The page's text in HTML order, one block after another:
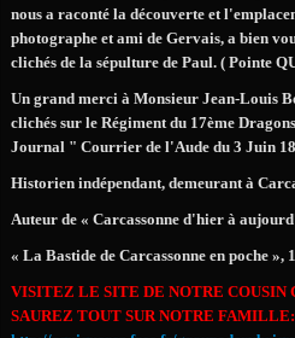
nous a raconté la découverte et
photographe et ami de Gervais, a bien
clichés de la sépulture de Paul. ( Pointe
Un grand merci à Monsieur Jean-Louis
clichés sur le Régiment du 17ème
Journal " Courrier de l'Aude du 3 Juin
Historien indépendant, demeurant à
Auteur de « Carcassonne d'hier à
« La Bastide de Carcassonne en poche »,
VISITEZ LE SITE DE NOTRE COUSIN
SAUREZ TOUT SUR NOTRE FAMILLE: